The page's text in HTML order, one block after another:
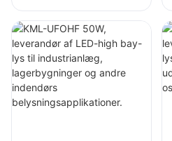
high bay-lys til
industrianlæg,
lagerbygninger og
andre indendørs
belysningsapplikati
oner.